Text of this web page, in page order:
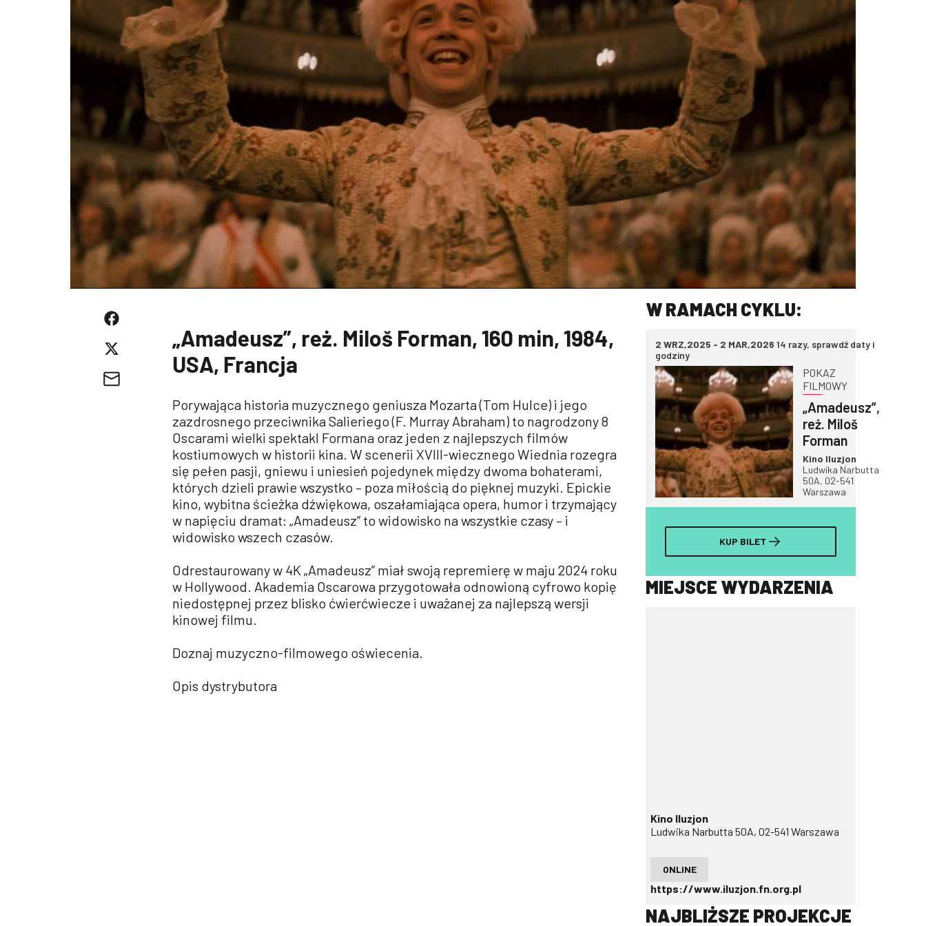
„Amadeusz”, reż. Miloš Forman, 160 min, 1984,
USA, Francja
Porywająca historia muzycznego geniusza Mozarta (Tom Hulce) i jego
zazdrosnego przeciwnika Salieriego (F. Murray Abraham) to nagrodzony 8
Oscarami wielki spektakl Formana oraz jeden z najlepszych filmów
kostiumowych w historii kina. W scenerii XVIII-wiecznego Wiednia rozegra
się pełen pasji, gniewu i uniesień pojedynek między dwoma bohaterami,
których dzieli prawie wszystko – poza miłością do pięknej muzyki. Epickie
kino, wybitna ścieżka dźwiękowa, oszałamiająca opera, humor i trzymający
w napięciu dramat: „Amadeusz” to widowisko na wszystkie czasy – i
widowisko wszech czasów.
Odrestaurowany w 4K „Amadeusz” miał swoją repremierę w maju 2024 roku
w Hollywood. Akademia Oscarowa przygotowała odnowioną cyfrowo kopię
niedostępnej przez blisko ćwierćwiecze i uważanej za najlepszą wersji
kinowej filmu.
Doznaj muzyczno-filmowego oświecenia.
Opis dystrybutora
W RAMACH CYKLU:
2 WRZ,2025 - 2 MAR,2026 14 razy, sprawdź daty i
godziny
POKAZ
FILMOWY
„Amadeusz”,
reż. Miloš
Forman
Kino Iluzjon
Ludwika Narbutta
50A, 02-541
Warszawa
KUP BILET
MIEJSCE WYDARZENIA
Kino Iluzjon
Ludwika Narbutta 50A, 02-541 Warszawa
ONLINE
https://www.iluzjon.fn.org.pl
NAJBLIŻSZE PROJEKCJE